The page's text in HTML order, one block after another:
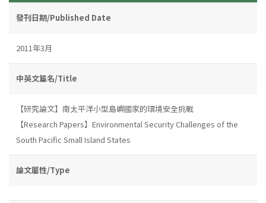
發刊日期/Published Date
2011年3月
中英文篇名/Title
【研究論文】南太平洋小型島嶼國家的環境安全挑戰
【Research Papers】Environmental Security Challenges of the
South Pacific Small Island States
論文屬性/Type